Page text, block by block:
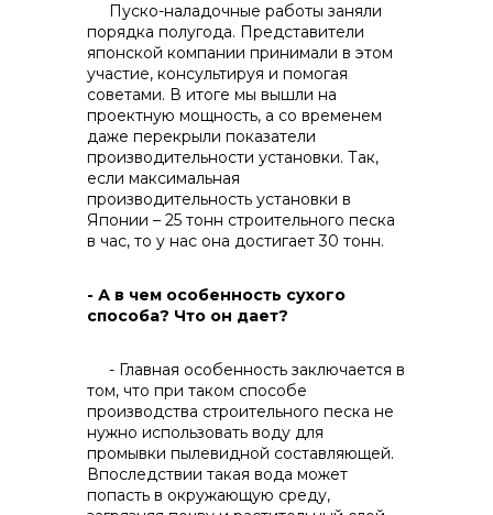
Пуско-наладочные работы заняли
порядка полугода. Представители
японской компании принимали в этом
участие, консультируя и помогая
советами. В итоге мы вышли на
проектную мощность, а со временем
даже перекрыли показатели
производительности установки. Так,
если максимальная
производительность установки в
Японии – 25 тонн строительного песка
в час, то у нас она достигает 30 тонн.
- А в чем особенность сухого
способа? Что он дает?
- Главная особенность заключается в
том, что при таком способе
производства строительного песка не
нужно использовать воду для
промывки пылевидной составляющей.
Впоследствии такая вода может
попасть в окружающую среду,